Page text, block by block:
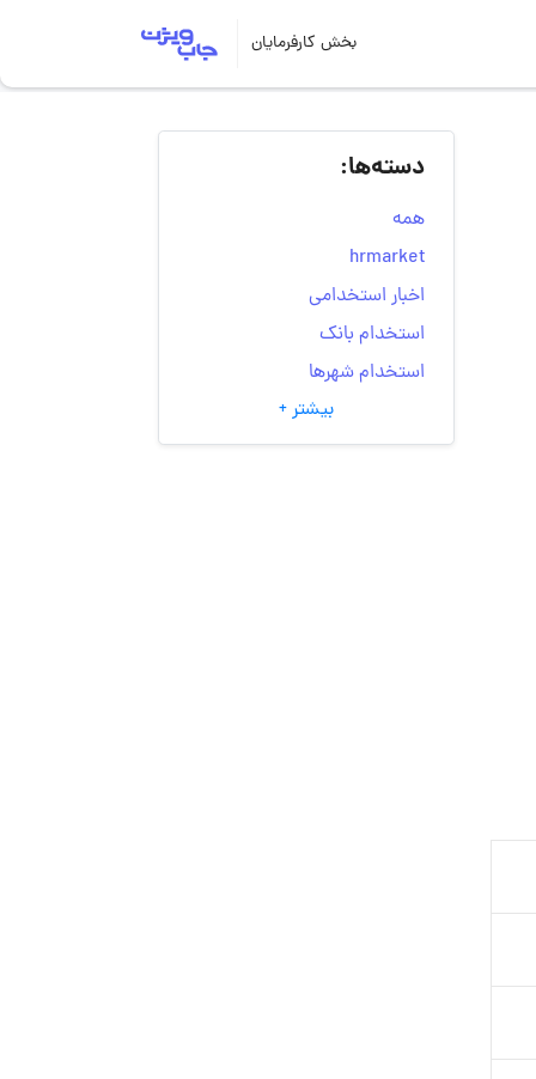
بخش کارفرمایان
دسته‌ها:
همه
hrmarket
اخبار استخدامی
استخدام بانک
استخدام شهرها
انتخاب مسیر شغلی
به‌روزرسانی‌های سایت
بیشتر +